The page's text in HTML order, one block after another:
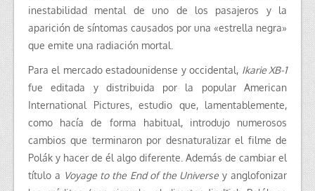
inestabilidad mental de uno de los pasajeros y la
aparición de síntomas causados por una «estrella negra»
que emite una radiación mortal.
Para el mercado estadounidense y occidental, Ikarie XB-1
fue editada y distribuida por la popular American
International Pictures, estudio que, lamentablemente,
como hacía de forma habitual, introdujo numerosos
cambios que terminaron por desnaturalizar el filme de
Polák y hacer de él algo diferente. Además de cambiar el
título a Voyage to the End of the Universey anglofonizar